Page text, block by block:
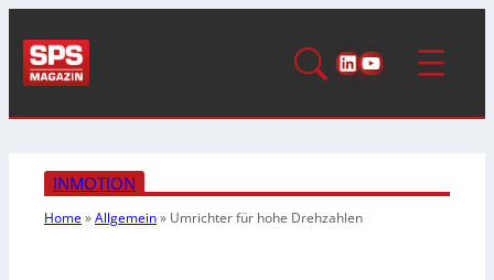
LinkedIn
YouTube
INMOTION
Home»Allgemein» Umrichter für hohe Drehzahlen